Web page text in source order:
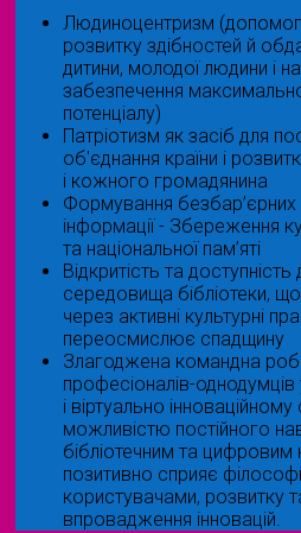
Людиноцентризм
розвитку здібностей й
дитини, молодої людини і
забезпечення
потенціалу)
Патріотизм як засіб для
об'єднання країни і
і кожного громадянина
Формування безбар’єрних
інформації - Збереження
та національної пам’яті
Відкритість та
середовища бібліотеки, що
через активні культурні
переосмислює спадщину
Злагоджена командна
професіоналів-
і віртуально
можливістю постійного
бібліотечним та
позитивно сприяє
користувачами, розвитку
впровадження інновацій.